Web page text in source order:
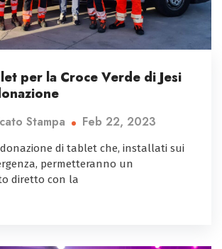
per la Croce Verde di Jesi
Stampa Feb 22, 2023
di tablet che, installati sui
permetteranno un
diretto con la